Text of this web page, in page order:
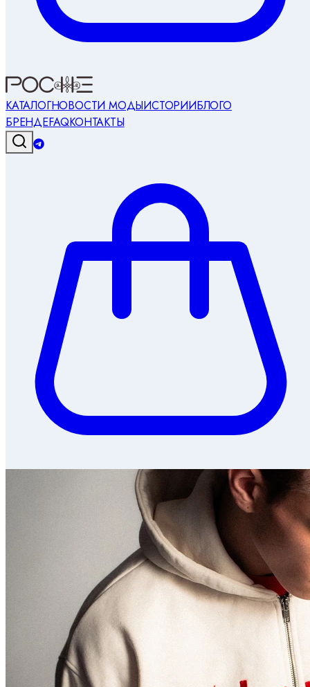
КАТАЛОГНОВОСТИ МОДЫИСТОРИИБЛОГО
БРЕНДЕFAQКОНТАКТЫ